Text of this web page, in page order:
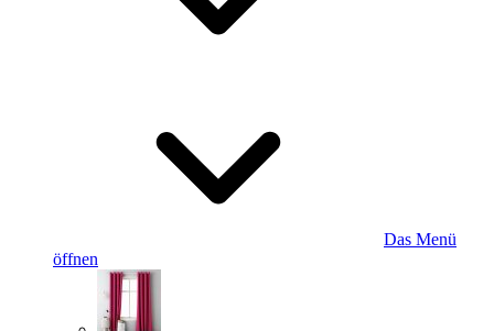
Das Menü
öffnen